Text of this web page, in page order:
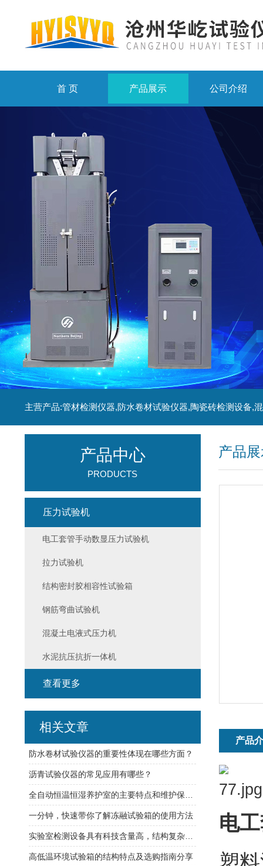
首 页 产品展示 公司介绍
产品
产品
电
产品中心
PRODUCTS
压力试验机
电工套管手动数显压力试验机
拉力试验机
结构密封胶相容性试验箱
钢筋弯曲试验机
混凝土电液式压力机
水泥抗压抗折一体机
查看更多
相关文章
防水卷材试验仪器的重要性体现在哪些方面？
沥青试验仪器的常见应用有哪些？
一分钟，快速带你了解冻融试验箱的使用方法
高低温环境试验箱的结构特点及选购指南分享